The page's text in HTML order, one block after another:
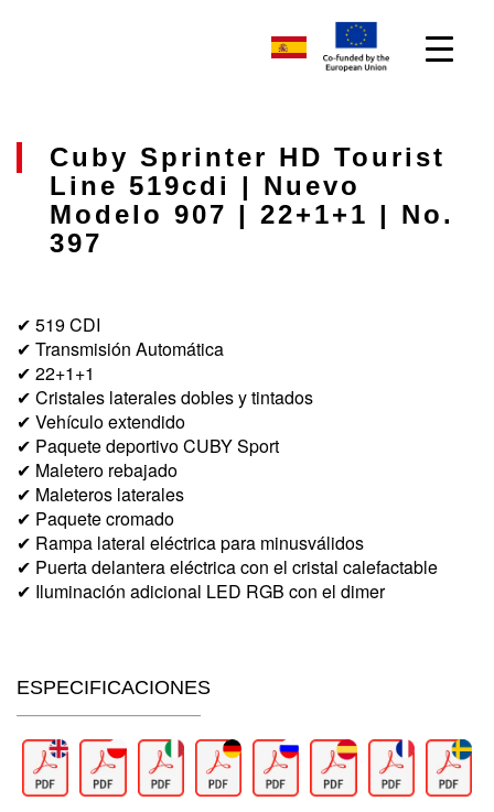
Cuby Sprinter HD Tourist
Line 519cdi | Nuevo
Modelo 907 | 22+1+1 | No.
397
✔ 519 CDI
✔ Transmisión Automática
✔ 22+1+1
✔ Cristales laterales dobles y tintados
✔ Vehículo extendido
✔ Paquete deportivo CUBY Sport
✔ Maletero rebajado
✔ Maleteros laterales
✔ Paquete cromado
✔ Rampa lateral eléctrica para minusválidos
✔ Puerta delantera eléctrica con el cristal calefactable
✔ Iluminación adicional LED RGB con el dimer
ESPECIFICACIONES